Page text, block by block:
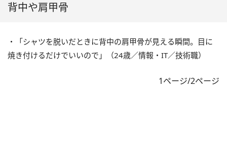
背中や肩甲骨
・「シャツを脱いだときに背中の肩甲骨が見える瞬間。目に
焼き付けるだけでいいので」（24歳／情報・IT／技術職）
1ページ/2ページ